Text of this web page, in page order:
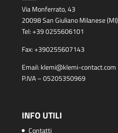
Via Monferrato, 43
20098 San Giuliano Milanese (MI)
Tel:+39 0255606101
Fax:+390255607143
Email: klemi@klemi-contact.com
P.IVA – 05205350969
INFO UTILI
Contatti